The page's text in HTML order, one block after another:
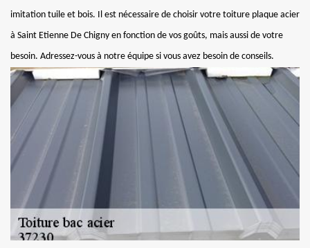
imitation tuile et bois. Il est nécessaire de choisir votre toiture plaque acier
à Saint Etienne De Chigny en fonction de vos goûts, mais aussi de votre
besoin. Adressez-vous à notre équipe si vous avez besoin de conseils.